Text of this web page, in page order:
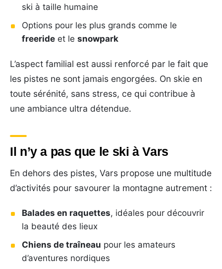
ski à taille humaine
Options pour les plus grands comme le
freeride et le snowpark
L’aspect familial est aussi renforcé par le fait que
les pistes ne sont jamais engorgées. On skie en
toute sérénité, sans stress, ce qui contribue à
une ambiance ultra détendue.
Il n’y a pas que le ski à Vars
En dehors des pistes, Vars propose une multitude
d’activités pour savourer la montagne autrement :
Balades en raquettes, idéales pour découvrir
la beauté des lieux
Chiens de traîneau pour les amateurs
d’aventures nordiques